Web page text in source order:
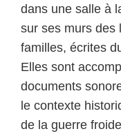
dans une salle à
sur ses murs des
familles, écrites
Elles sont
documents
le contexte
de la guerre